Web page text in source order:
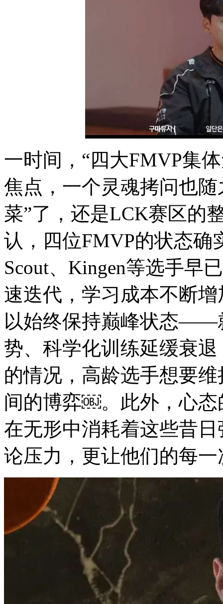
一时间，“四大FMVP集
焦点，一个灵魂拷问也
菜”了，还是LCK赛区的
认，四位FMVP的状态确
Scout、Kingen等选手早
速迭代，学习成本不断
以始终保持巅峰状态——
势、科学化训练延缓衰
的情况，高龄选手想要
间的博弈￼。此外，心态
在无形中消耗着这些昔
论压力，更让他们的每